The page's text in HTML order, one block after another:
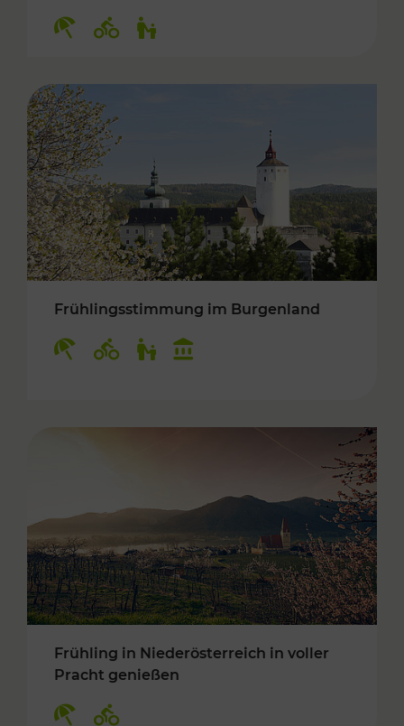
Frühlingsstimmung im Burgenland
Frühling in Niederösterreich in voller
Pracht genießen